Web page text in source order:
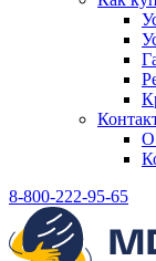
О
8-800-222-95-65